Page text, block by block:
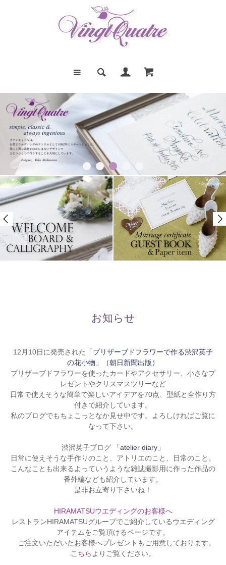
お知らせ
12月10日に発売された
「プリザーブドフラワーで作る渋沢英子
の花小物」（朝日新聞出版）
プリザーブドフラワーを使ったカードやアクセサリー、小さなプ
レゼントやクリスマスツリーなど
日常で使えそうな簡単で楽しいアイデアを70点、型紙と全作り方
付きで紹介しています。
私のブログでもちょこっとなか見せ中です。よろしければご覧に
なって下さい。
渋沢英子ブログ
「atelier diary」
日常に使えそうな手作りのこと、アトリエのこと、日常のこと。
こんなことも出来るよっていうような雑誌撮影用に作った作品の
番外編なども紹介しています。
是非お立寄り下さいね！
HIRAMATSUウエディングのお客様へ
レストランHIRAMATSUグループでご紹介しているウエディング
アイテムをご覧頂けるページです。
ご注文いただいたお客様へプレゼントもご用意しております。
こちら よりご覧ください。